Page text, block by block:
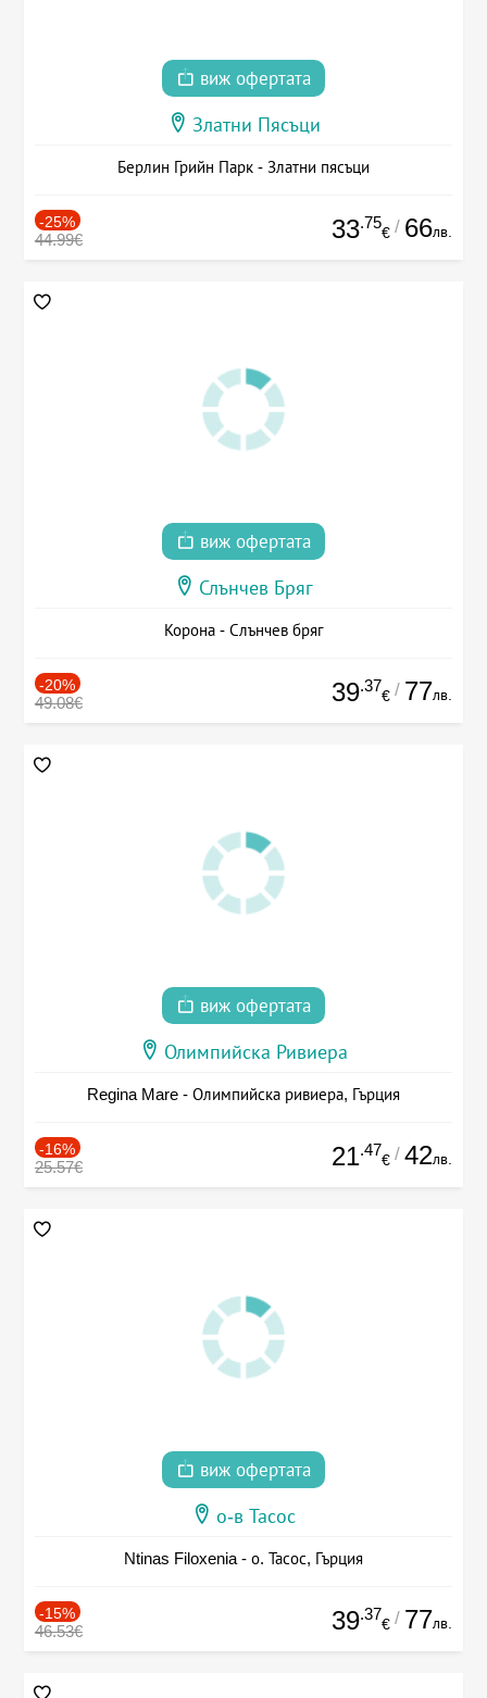
виж офертата
Златни Пясъци
Берлин Грийн Парк - Златни пясъци
-25%
44.99€ 33.75
€ / 66лв.
виж офертата
Слънчев Бряг
Корона - Слънчев бряг
-20%
49.08€ 39.37
€ / 77лв.
виж офертата
Олимпийска Ривиера
Regina Mare - Олимпийска ривиера, Гърция
-16%
25.57€ 21.47
€ / 42лв.
виж офертата
о-в Тасос
Ntinas Filoxenia - о. Тасос, Гърция
-15%
46.53€ 39.37
€ / 77лв.